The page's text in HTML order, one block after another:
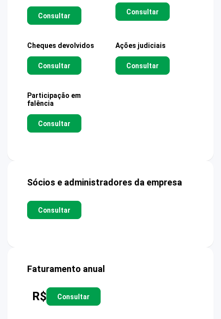
Consultar Consultar
Cheques devolvidos
Consultar
Ações judiciais
Consultar
Participação em
falência
Consultar
Sócios e administradores da empresa
Consultar
Faturamento anual
R$ Consultar